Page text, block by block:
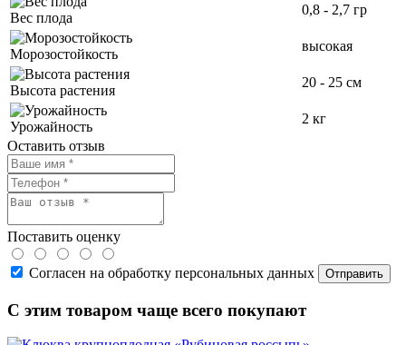
Вес плода
0,8 - 2,7 гр
Морозостойкость
высокая
Высота растения
20 - 25 см
Урожайность
2 кг
Оставить отзыв
Поставить оценку
Согласен на обработку персональных данных
С этим товаром чаще всего покупают